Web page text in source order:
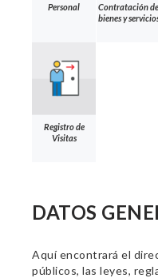
Personal
Contratación de
bienes y
Registro de
Visitas
DATOS
Aquí encontrará el
públicos, las leyes,